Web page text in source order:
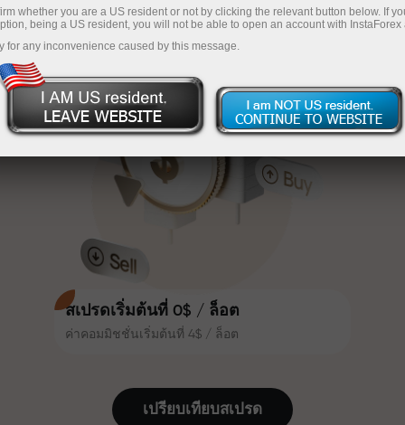
InstaForex
สเปรดเริ่มต้นที่ 0$ / ล็อต
ค่าคอมมิชชั่นเริ่มต้นที่ 4$ / ล็อต
InstaForex ทุกคนสามารถรับโบนัส
สูงสุด 30% จากยอดฝาก และใช้
ประโยชน์จากโปรโมชั่นและข้อเสนอ
พิเศษอื่น ๆ
ความเร็วในสนามแข่งและความเร็ว
ในการเทรดมีคุณค่าเดียวกัน Aleš
Loprais นำความมุ่งมั่นและวินัยเข้าสู่
โลกของการเทรด ในฐานะพันธมิตรที่
สร้างแรงบันดาลใจให้ลูกค้าบรรลุเป้า
หมายที่ทะเยอทะยาน
คนสามารถรับ iPhone, MacBook
หรือทริปในฝัน เพียงแค่ฝากเงิน
แจ็กพอตของขวัญส่วนตัวของคุณ
ฝากเงินจำนวน $333 — เลือกของขวัญมูลค่าสูงสุด
$1,500
เทรดแบบไร้ความเสี่ยง — เรารับประกัน
กำไรของคุณ
โบนัสสูงสุด X1000 — ตัวคูณที่ใหญ่ที่สุด
เปรียบเทียบสเปรด
whether you are a US resident or not by clicking the relevant button below. If
being a US resident, you will not be able to open an account with InstaForex
for any inconvenience caused by this message.